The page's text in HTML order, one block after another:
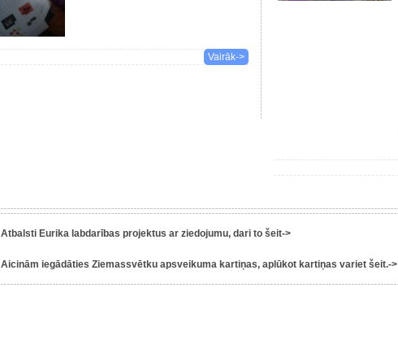
Vairāk->
Atbalsti Eurika labdarības projektus ar ziedojumu, dari to šeit->
Aicinām iegādāties Ziemassvētku apsveikuma kartiņas, aplūkot kartiņas variet šeit.->